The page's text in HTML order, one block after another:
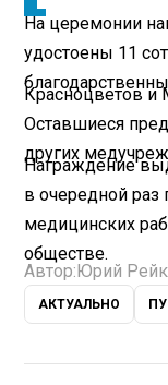
На церемонии
удостоены 11
Красноцветов и
Оставшиеся
других
Награждение
в очередной раз
медицинских
обществе.
Автор: Юрий
АКТУАЛЬНО